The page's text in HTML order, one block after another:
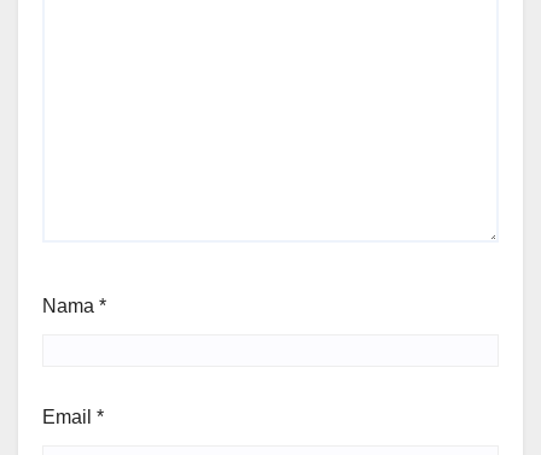
Nama *
Email *